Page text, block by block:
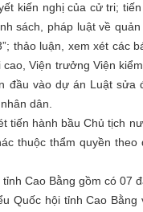
kiến nghị của cử tri;
sách, pháp luật về
thảo luận, xem xét các
Viện trưởng Viện
đầu vào dự án Luật sửa
dân.
tiến hành bầu Chủ tịch
thuộc thẩm quyền
Cao Bằng gồm có 07
Quốc hội tỉnh Cao